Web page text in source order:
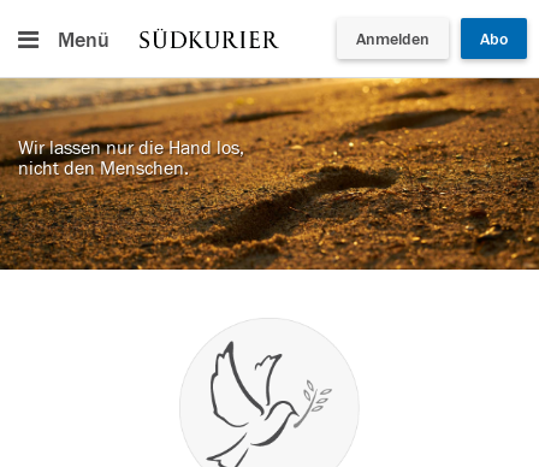
Menü Anmelden Abo
Wir lassen nur die Hand los,
nicht den Menschen.